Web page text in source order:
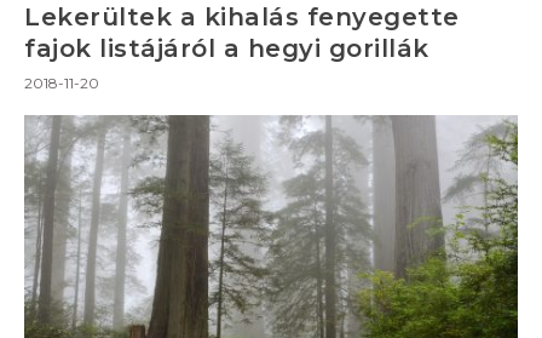
Lekerültek a kihalás fenyegette
fajok listájáról a hegyi gorillák
2018-11-20